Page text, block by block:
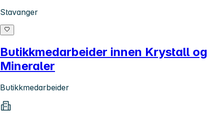
Stavanger
Butikkmedarbeider innen Krystall og
Mineraler
Butikkmedarbeider